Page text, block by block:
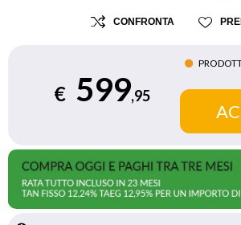
CONFRONTA
€ 599,95